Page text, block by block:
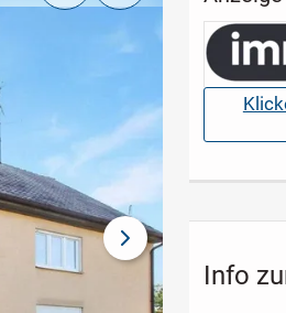
nächstes Bild
Info